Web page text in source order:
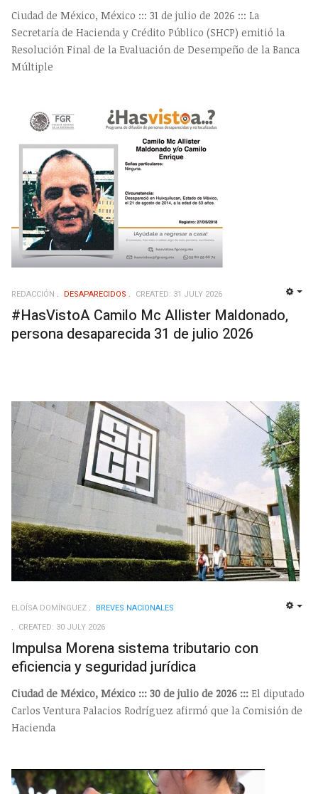
Ciudad de México, México ::: 31 de julio de 2026 ::: La
Secretaría de Hacienda y Crédito Público (SHCP) emitió la
Resolución Final de la Evaluación de Desempeño de la Banca
Múltiple
REDACCIÓN DESAPARECIDOS CREATED: 31 JULY 2026
#HasVistoA Camilo Mc Allister Maldonado,
persona desaparecida 31 de julio 2026
ELOÍSA DOMÍNGUEZ
BREVES NACIONALES
CREATED: 30 JULY 2026
Impulsa Morena sistema tributario con
eficiencia y seguridad jurídica
Ciudad de México, México ::: 30 de julio de 2026 ::: El diputado
Carlos Ventura Palacios Rodríguez afirmó que la Comisión de
Hacienda